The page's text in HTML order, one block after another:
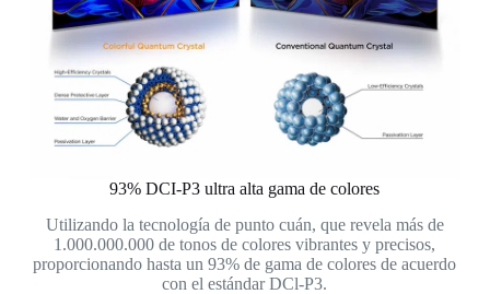
93% DCI-P3 ultra alta gama de colores
Utilizando la tecnología de punto cuán, que revela más de
1.000.000.000 de tonos de colores vibrantes y precisos,
proporcionando hasta un 93% de gama de colores de acuerdo
con el estándar DCl-P3.